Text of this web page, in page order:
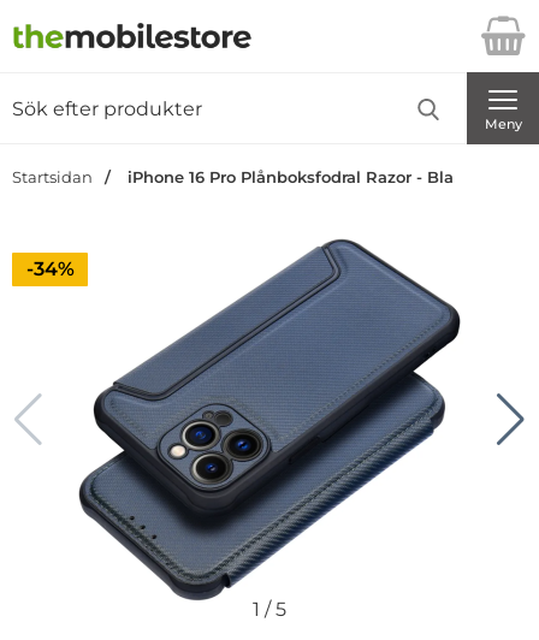
Startsidan för Danira Telecom AB
Meny
Startsidan iPhone 16 Pro Plånboksfodral Razor - Bla
Priset är nedsatt med
-34%
1 /5